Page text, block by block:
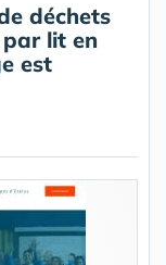
déchets
lit en
est